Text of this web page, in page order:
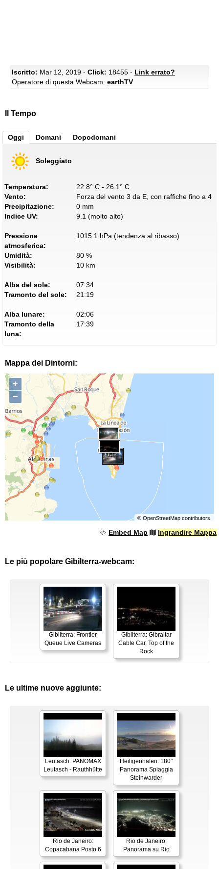
Iscritto: Mar 12, 2019 - Click: 18455 - Link errato?
Operatore di questa Webcam: earthTV
Il Tempo
Oggi Domani Dopodomani
Soleggiato
Temperatura:
22.8° C - 26.1° C
Vento:
Forza del vento 3 da E, con raffiche fino a 4
Precipitazione:
0 mm
Indice UV:
9.1 (molto alto)
Pressione
atmosferica:
1015.1 hPa (tendenza al ribasso)
Umidità:
80 %
Visibilità:
10 km
Alba del sole:
07:34
Tramonto del sole:
21:19
Alba lunare:
02:06
Tramonto della
luna:
17:39
Mappa dei Dintorni:
+
−
© OpenStreetMapcontributors.
Embed Map Ingrandire Mappa
Le più popolare Gibilterra-webcam:
Gibilterra: Frontier
Queue Live Cameras
Gibilterra: Gibraltar
Cable Car, Top of the
Rock
Le ultime nuove aggiunte:
Leutasch: PANOMAX
Leutasch - Rauthhütte
Heiligenhafen: 180°
Panorama Spiaggia
Steinwarder
Rio de Janeiro:
Copacabana Posto 6
Rio de Janeiro:
Panorama su Rio